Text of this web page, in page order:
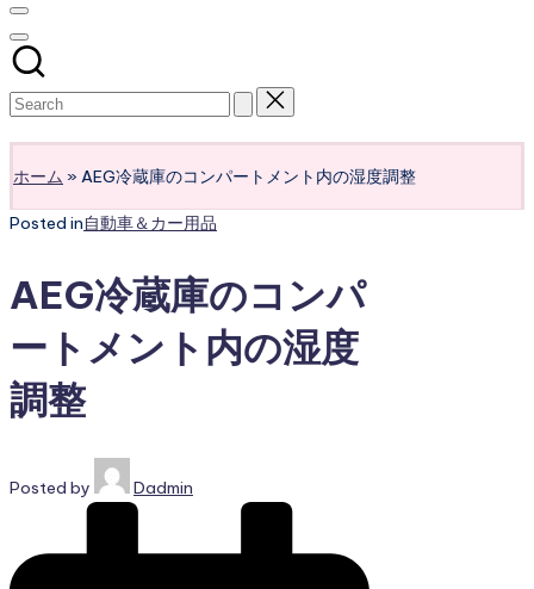
ホーム » AEG冷蔵庫のコンパートメント内の湿度調整
Posted in自動車＆カー用品
AEG冷蔵庫のコンパ
ートメント内の湿度
調整
Posted by Dadmin